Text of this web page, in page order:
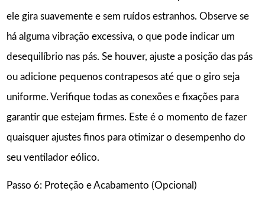
ele gira suavemente e sem ruídos estranhos. Observe se
há alguma vibração excessiva, o que pode indicar um
desequilíbrio nas pás. Se houver, ajuste a posição das pás
ou adicione pequenos contrapesos até que o giro seja
uniforme. Verifique todas as conexões e fixações para
garantir que estejam firmes. Este é o momento de fazer
quaisquer ajustes finos para otimizar o desempenho do
seu ventilador eólico.
Passo 6: Proteção e Acabamento (Opcional)